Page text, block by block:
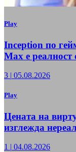
Play
Inception по
Max е
3 | 05.08.2026
Play
Цената на
изглежда
1 | 04.08.2026